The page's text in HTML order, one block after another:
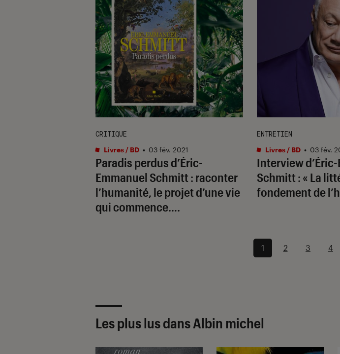
Paradis perdus d’Éric-
Emmanuel Schmitt : raconter
l’humanité, le projet d’une vie
qui commence….
CRITIQUE
Livres / BD • 03 fév. 2021
Interview
Schmitt : « La
fondement de
ENTRETIEN
Livres / BD • 03 fév.
1 2 3 4
Les plus lus dans Albin michel